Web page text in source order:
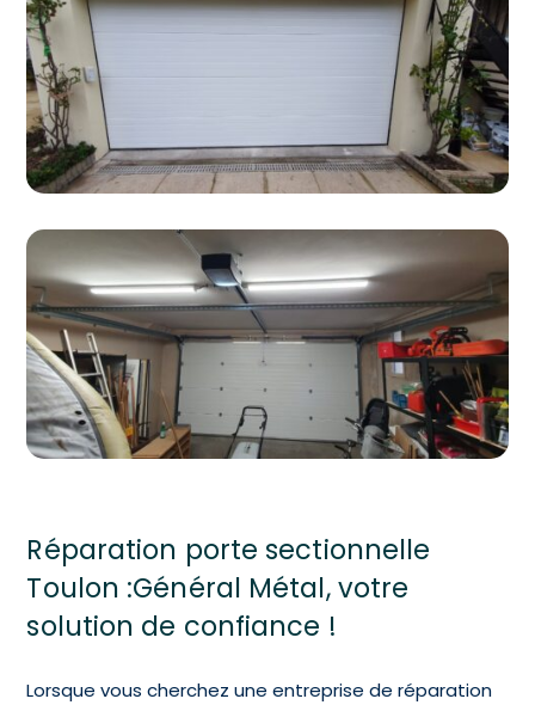
Réparation porte sectionnelle
Toulon :Général Métal, votre
solution de confiance !
Lorsque vous cherchez une entreprise de réparation